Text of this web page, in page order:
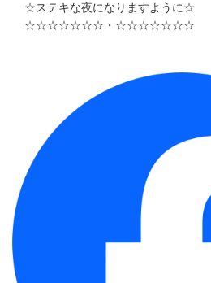
☆ステキな夜になりますように☆
☆☆☆☆☆☆☆・☆☆☆☆☆☆☆